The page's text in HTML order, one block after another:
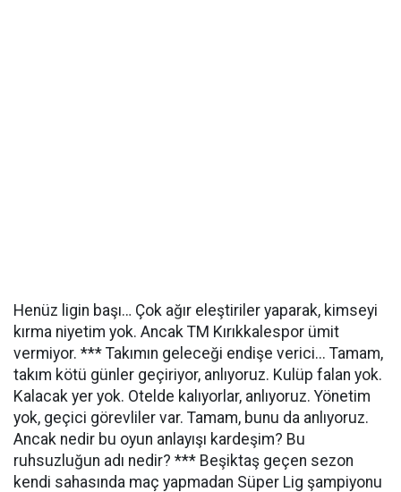
Henüz ligin başı… Çok ağır eleştiriler yaparak, kimseyi
kırma niyetim yok. Ancak TM Kırıkkalespor ümit
vermiyor. *** Takımın geleceği endişe verici... Tamam,
takım kötü günler geçiriyor, anlıyoruz. Kulüp falan yok.
Kalacak yer yok. Otelde kalıyorlar, anlıyoruz. Yönetim
yok, geçici görevliler var. Tamam, bunu da anlıyoruz.
Ancak nedir bu oyun anlayışı kardeşim? Bu
ruhsuzluğun adı nedir? *** Beşiktaş geçen sezon
kendi sahasında maç yapmadan Süper Lig şampiyonu